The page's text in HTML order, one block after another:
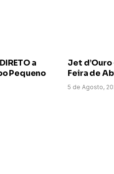
a
Pequeno
Jet
Feira de
5 de Agosto,